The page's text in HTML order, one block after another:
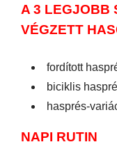
A 3 LEGJOBB
VÉGZETT
fordított
biciklis
hasprés-
NAPI RUTIN